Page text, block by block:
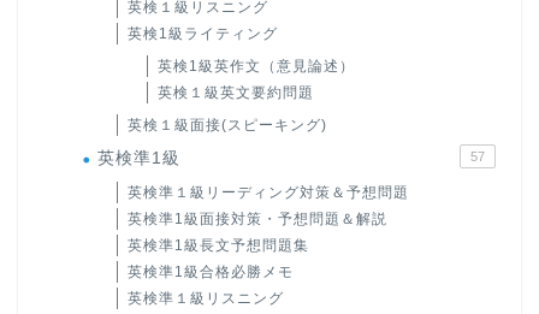
英検１級リスニング
英検1級ライティング
英検1級英作文（意見論述）
英検１級英文要約問題
英検１級面接(スピーキング)
英検準1級 57
英検準１級リーディング対策＆予想問題
英検準1級面接対策・予想問題＆解説
英検準1級長文予想問題集
英検準1級合格必勝メモ
英検準１級リスニング